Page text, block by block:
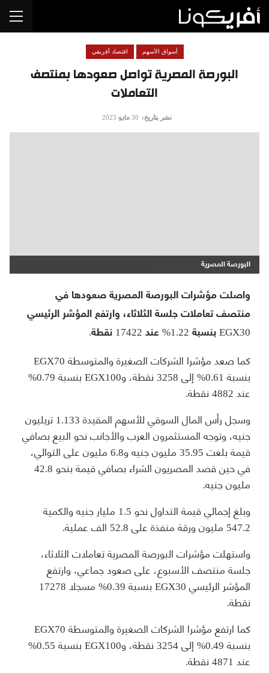
البورصة المصرية تواصل صعودها بمنتصف
التعاملات
أسواق الأسهم اقتصاد أفريقي
نشر بتاريخ: 30 مايو 2023
البورصة المصرية
واصلت مؤشرات البورصة المصرية صعودها في
منتصف تعاملات جلسة الثلاثاء، وارتفع المؤشر الرئيسي
EGX30 بنسبة 1.22% عند 17422 نقطة.
كما صعد مؤشرا الشركات الصغيرة والمتوسطة EGX70
بنسبة 0.61% إلى 3258 نقطة، وEGX100 بنسبة 0.79%
عند 4882 نقطة.
وسجل رأس المال السوقي للأسهم المقيدة 1.133 تريليون
جنيه، وتوجه المستثمرون العرب والأجانب نحو البيع بصافي
قيمة بلغت 35.95 مليون جنيه و6.8 مليون على التوالي،
في حين قصد المصريون الشراء بصافي قيمة بنحو 42.8
مليون جنيه.
وبلغ إجمالي قيمة التداول نحو 1.5 مليار جنيه والكمية
547.2 مليون ورقة منفذة على 52.8 الف عملية.
واستهلت مؤشرات البورصة المصرية تعاملات الثلاثاء،
جلسة منتصف الأسبوع، على صعود جماعي، وارتفع
المؤشر الرئيسي EGX30 بنسبة 0.39% مسجلا 17278
نقطة.
كما ارتفع مؤشرا الشركات الصغيرة والمتوسطة EGX70
بنسبة 0.49% إلى 3254 نقطة، وEGX100 بنسبة 0.55%
عند 4871 نقطة.